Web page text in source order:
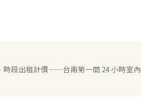
時段出租計價——台南第一間 24 小時室內